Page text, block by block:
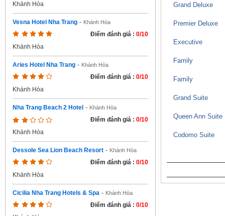
Khánh Hòa
Vesna Hotel Nha Trang - Khánh Hòa
Điểm đánh giá : 0/10
Khánh Hòa
Aries Hotel Nha Trang - Khánh Hòa
Điểm đánh giá : 0/10
Khánh Hòa
Nha Trang Beach 2 Hotel - Khánh Hòa
Điểm đánh giá : 0/10
Khánh Hòa
Dessole Sea Lion Beach Resort - Khánh Hòa
Điểm đánh giá : 0/10
Khánh Hòa
Cicilia Nha Trang Hotels & Spa - Khánh Hòa
Điểm đánh giá : 0/10
Grand Deluxe
Premier Deluxe
Executive
Family
Family
Grand Suite
Queen Ann Suite
Codomo Suite